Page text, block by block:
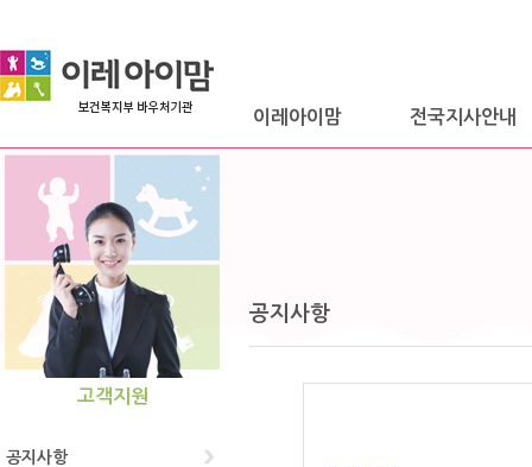
이레아이맘 전국지사안내
고객지원
공지사항
공지사항